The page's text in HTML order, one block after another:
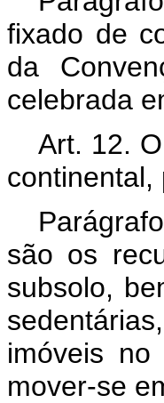
fixado de
da
celebrada
Art. 12.
continental,
são os
subsolo,
imóveis
mover-se